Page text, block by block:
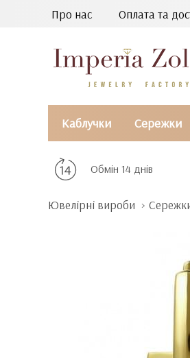
Про нас Оплата та
Каблучки Сережки
Обмін 14 днів
Ювелірні вироби